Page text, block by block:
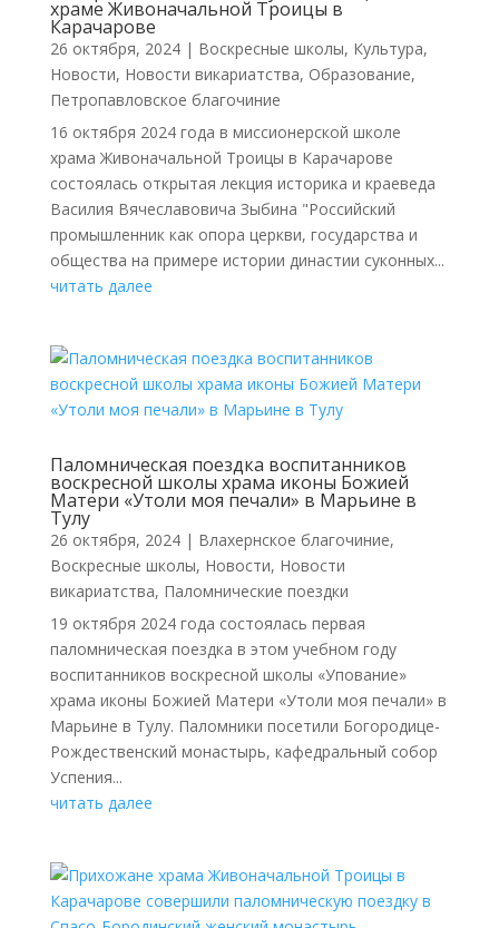
храме Живоначальной Троицы в
Карачарове
26 октября, 2024| Воскресные школы, Культура,
Новости, Новости викариатства, Образование,
Петропавловское благочиние
16 октября 2024 года в миссионерской школе
храма Живоначальной Троицы в Карачарове
состоялась открытая лекция историка и краеведа
Василия Вячеславовича Зыбина "Российский
промышленник как опора церкви, государства и
общества на примере истории династии суконных...
читать далее
Паломническая поездка воспитанников
воскресной школы храма иконы Божией
Матери «Утоли моя печали» в Марьине в
Тулу
26 октября, 2024| Влахернское благочиние,
Воскресные школы, Новости, Новости
викариатства, Паломнические поездки
19 октября 2024 года состоялась первая
паломническая поездка в этом учебном году
воспитанников воскресной школы «Упование»
храма иконы Божией Матери «Утоли моя печали» в
Марьине в Тулу. Паломники посетили Богородице-
Рождественский монастырь, кафедральный собор
Успения...
читать далее